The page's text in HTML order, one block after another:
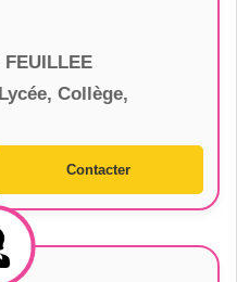
FEUILLEE
Collège,
Contacter